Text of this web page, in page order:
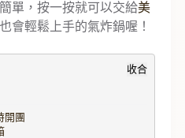
單，按一按就可以交給美
會輕鬆上手的氣炸鍋喔！
收合
開團